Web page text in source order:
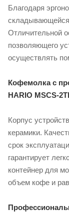
Благодаря
складывающейся
Отличительной
позволяющего
осуществлять
Кофемолка с
HARIO MSCS-
Корпус
керамики.
срок
гарантирует
контейнер для
объем кофе и